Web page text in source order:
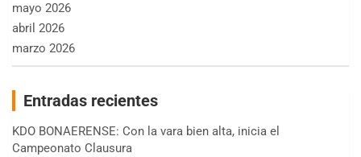
mayo 2026
abril 2026
marzo 2026
Entradas recientes
KDO BONAERENSE: Con la vara bien alta, inicia el
Campeonato Clausura